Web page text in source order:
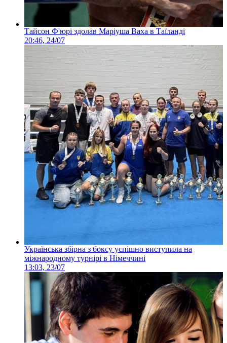
Тайсон Ф'юрі здолав Маріуша Ваха в Таїланді
20:46, 24/07
Українська збірна з боксу успішно виступила на
міжнародному турнірі в Німеччині
13:03, 23/07